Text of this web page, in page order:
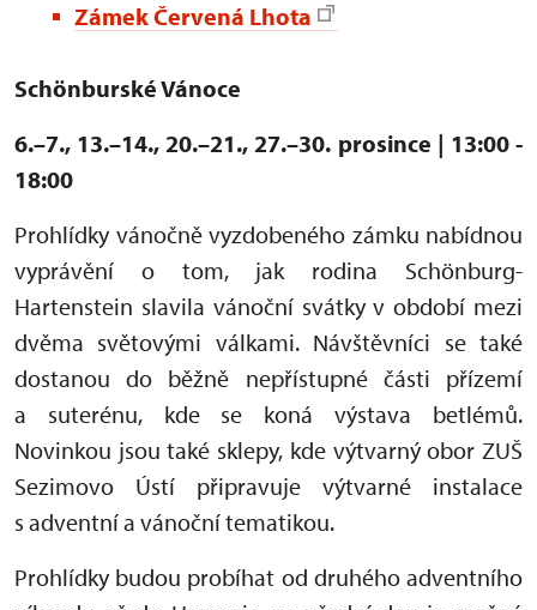
Zámek Červená Lhota
Schönburské Vánoce
6.–7., 13.–14., 20.–21., 27.–30. prosince | 13:00 -
18:00
Prohlídky vánočně vyzdobeného zámku nabídnou
vyprávění o tom, jak rodina Schönburg-
Hartenstein slavila vánoční svátky v období mezi
dvěma světovými válkami. Návštěvníci se také
dostanou do běžně nepřístupné části přízemí
a suterénu, kde se koná výstava betlémů.
Novinkou jsou také sklepy, kde výtvarný obor ZUŠ
Sezimovo Ústí připravuje výtvarné instalace
s adventní a vánoční tematikou.
Prohlídky budou probíhat od druhého adventního